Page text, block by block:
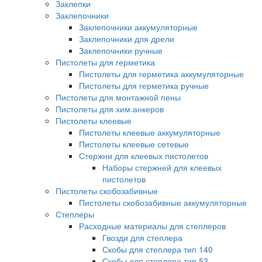
Заклепки
Заклепочники
Заклепочники аккумуляторные
Заклепочники для дрели
Заклепочники ручные
Пистолеты для герметика
Пистолеты для герметика аккумуляторные
Пистолеты для герметика ручные
Пистолеты для монтажной пены
Пистолеты для хим.анкеров
Пистолеты клеевые
Пистолеты клеевые аккумуляторные
Пистолеты клеевые сетевые
Стержни для клеевых пистолетов
Наборы стержней для клеевых
пистолетов
Пистолеты скобозабивные
Пистолеты скобозабивные аккумуляторные
Степлеры
Расходные материалы для степлеров
Гвозди для степлера
Скобы для степлера тип 140